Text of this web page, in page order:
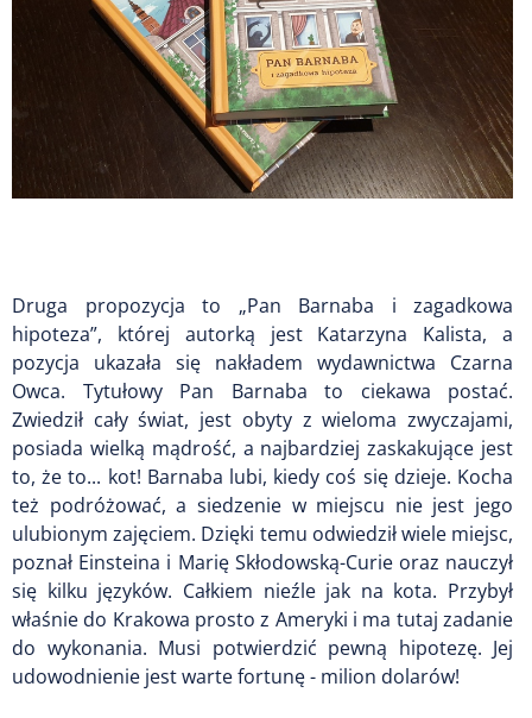
Druga propozycja to „Pan Barnaba i zagadkowa
hipoteza”, której autorką jest Katarzyna Kalista, a
pozycja ukazała się nakładem wydawnictwa Czarna
Owca. Tytułowy Pan Barnaba to ciekawa postać.
Zwiedził cały świat, jest obyty z wieloma zwyczajami,
posiada wielką mądrość, a najbardziej zaskakujące jest
to, że to... kot! Barnaba lubi, kiedy coś się dzieje. Kocha
też podróżować, a siedzenie w miejscu nie jest jego
ulubionym zajęciem. Dzięki temu odwiedził wiele miejsc,
poznał Einsteina i Marię Skłodowską-Curie oraz nauczył
się kilku języków. Całkiem nieźle jak na kota. Przybył
właśnie do Krakowa prosto z Ameryki i ma tutaj zadanie
do wykonania. Musi potwierdzić pewną hipotezę. Jej
udowodnienie jest warte fortunę - milion dolarów!